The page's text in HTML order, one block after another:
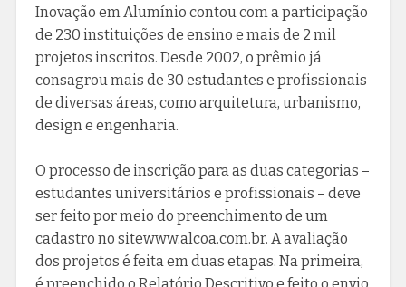
Inovação em Alumínio contou com a participação
de 230 instituições de ensino e mais de 2 mil
projetos inscritos. Desde 2002, o prêmio já
consagrou mais de 30 estudantes e profissionais
de diversas áreas, como arquitetura, urbanismo,
design e engenharia.
O processo de inscrição para as duas categorias –
estudantes universitários e profissionais – deve
ser feito por meio do preenchimento de um
cadastro no sitewww.alcoa.com.br. A avaliação
dos projetos é feita em duas etapas. Na primeira,